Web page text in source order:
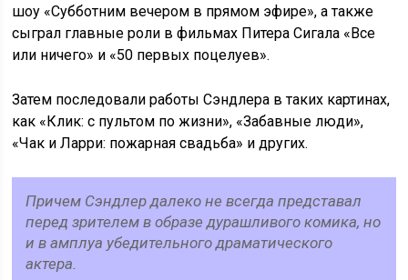
шоу «Субботним вечером в прямом эфире», а также
сыграл главные роли в фильмах Питера Сигала «Все
или ничего» и «50 первых поцелуев».
Затем последовали работы Сэндлера в таких картинах,
как «Клик: с пультом по жизни», «Забавные люди»,
«Чак и Ларри: пожарная свадьба» и других.
Причем Сэндлер далеко не всегда представал
перед зрителем в образе дурашливого комика, но
и в амплуа убедительного драматического
актера.